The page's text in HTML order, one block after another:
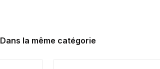
Dans la même catégorie